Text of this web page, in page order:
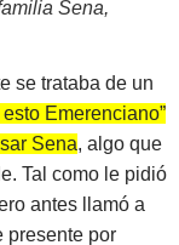
Sena,
se trataba de un
Emerenciano”
Sena, algo que
Tal como le pidió
antes llamó a
presente por